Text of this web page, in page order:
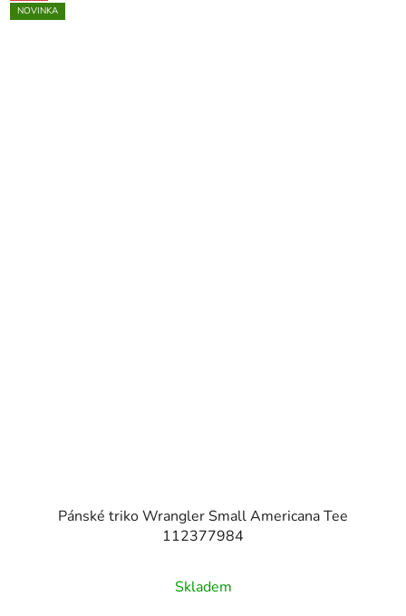
NOVINKA
Pánské triko Wrangler Small Americana Tee
112377984
Skladem